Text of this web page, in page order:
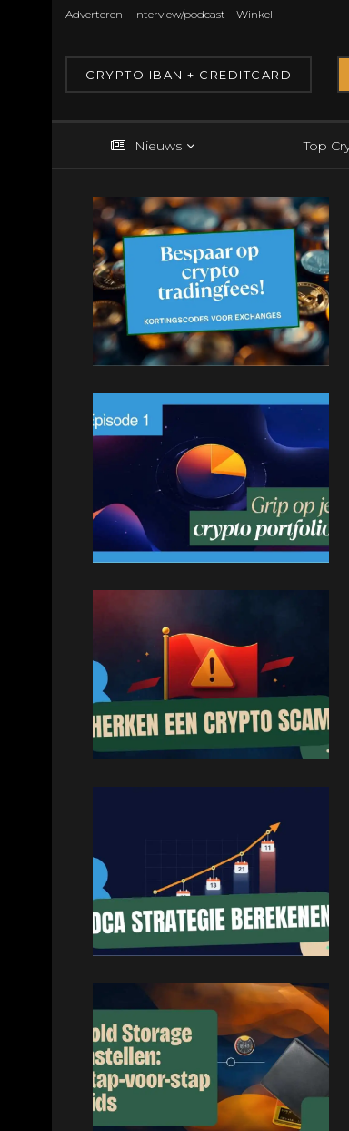
Adverteren Interview/podcast Winkel
CRYPTO IBAN + CREDITCARD
Nieuws Top